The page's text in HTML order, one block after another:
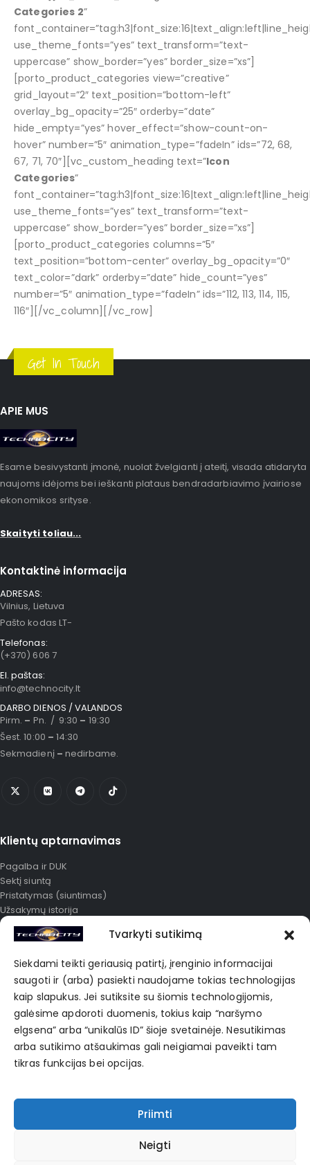
Tvarkyti sutikimą
Siekdami teikti geriausią patirtį, įrenginio informacijai
saugoti ir (arba) pasiekti naudojame tokias technologijas
kaip slapukus. Jei sutiksite su šiomis technologijomis,
galėsime apdoroti duomenis, tokius kaip “naršymo
elgsena” arba “unikalūs ID” šioje svetainėje. Nesutikimas
arba sutikimo atšaukimas gali neigiamai paveikti tam
tikras funkcijas bei opcijas.
Priimti
Neigti
Categories 2”
use_theme_fonts=”yes” text_transform=”text-
uppercase” show_border=”yes” border_size=”xs”]
[porto_product_categories view=”creative”
grid_layout=”2″ text_position=”bottom-left”
overlay_bg_opacity=”25″ orderby=”date”
hide_empty=”yes” hover_effect=”show-count-on-
hover” number=”5″ animation_type=”fadeIn” ids=”72, 68,
67, 71, 70″][vc_custom_heading text=”Icon
Categories”
use_theme_fonts=”yes” text_transform=”text-
uppercase” show_border=”yes” border_size=”xs”]
[porto_product_categories columns=”5″
text_position=”bottom-center” overlay_bg_opacity=”0″
text_color=”dark” orderby=”date” hide_count=”yes”
number=”5″ animation_type=”fadeIn” ids=”112, 113, 114, 115,
116″][/vc_column][/vc_row]
Get In Touch
APIE MUS
Esame besivystanti įmonė, nuolat žvelgianti į ateitį, visada atidaryta
naujoms idėjoms bei ieškanti plataus bendradarbiavimo įvairiose
ekonomikos srityse.
Skaityti toliau...
Kontaktinė informacija
ADRESAS:
Vilnius, Lietuva
Pašto kodas LT-
Telefonas:
(+370) 606 7
El. paštas:
info@technocity.lt
DARBO DIENOS / VALANDOS
Pirm. – Pn. / 9:30 – 19:30
Šest. 10:00 – 14:30
Sekmadienį – nedirbame.
Klientų aptarnavimas
Pagalba ir DUK
Sektį siuntą
Pristatymas (siuntimas)
Užsakymų istorija
Išplėstinė paieška
Mano paskyra
Apie mus
Korporatyvinė prekyba
Privatumo politika
POPULIARIAUSIOS ŽYMĖS
Bag Black Blue Clothes Fashion
E-Prekyba 2024. Visos teisės saugomos